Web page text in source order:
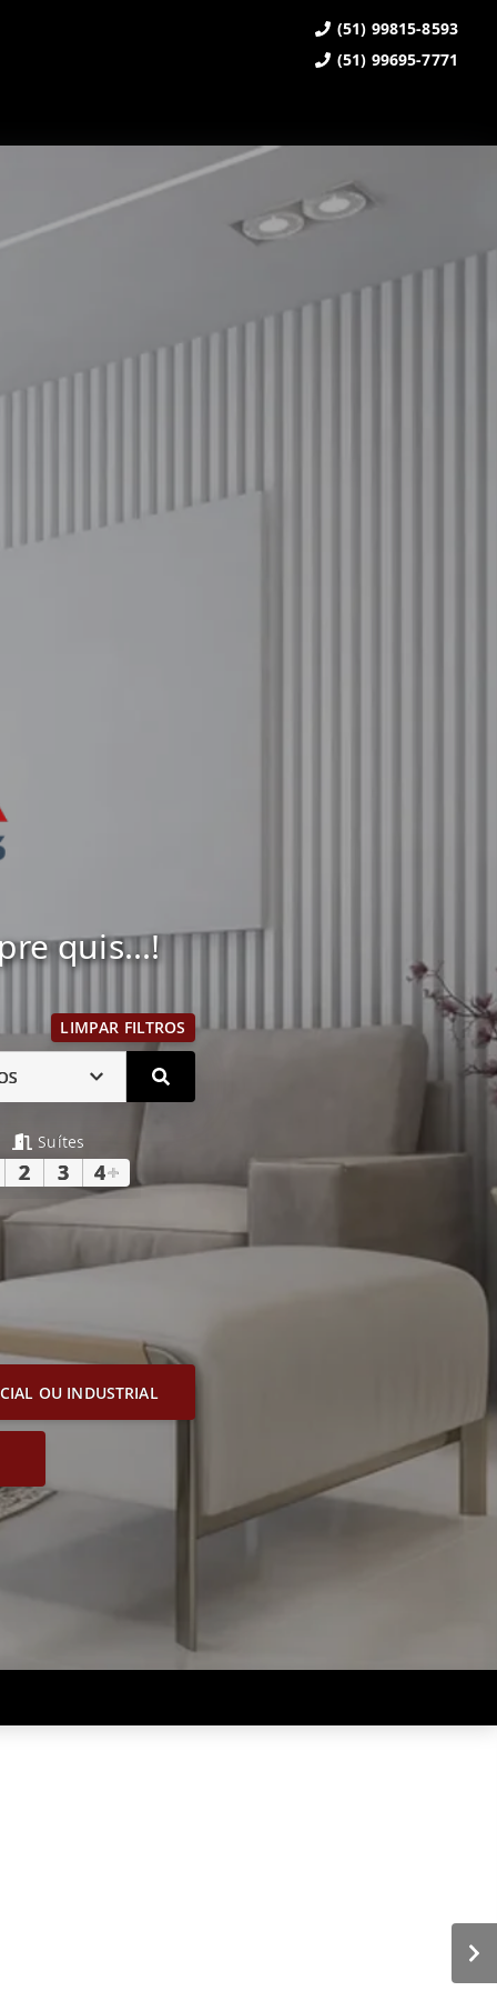
(51) 99815-8593
(51) 99695-7771
quis...!
LIMPAR FILTROS
Suítes
2 3 4+
OU INDUSTRIAL